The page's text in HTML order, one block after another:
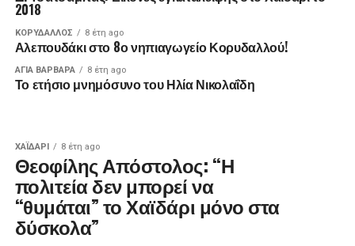
2018
ΚΟΡΥΔΑΛΛΟΣ 8 έτη ago
Αλεπουδάκι στο 8ο νηπιαγωγείο Κορυδαλλού!
ΑΓΙΑ ΒΑΡΒΑΡΑ 8 έτη ago
Το ετήσιο μνημόσυνο του Ηλία Νικολαΐδη
ΧΑΪΔΑΡΙ 8 έτη ago
Θεοφίλης Απόστολος: “Η
πολιτεία δεν μπορεί να
“θυμάται” το Χαϊδάρι μόνο στα
δύσκολα”